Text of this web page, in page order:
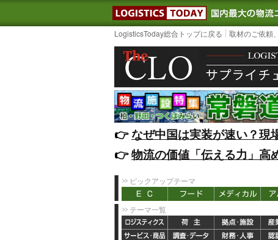
LOGISTICS
LogisticsToday総合トップに戻る 取材のご依頼
👉️なぜ中国は実装が速い？現
👉️物流の価値「伝える力」高
ピックアップテーマ
テーマ一覧